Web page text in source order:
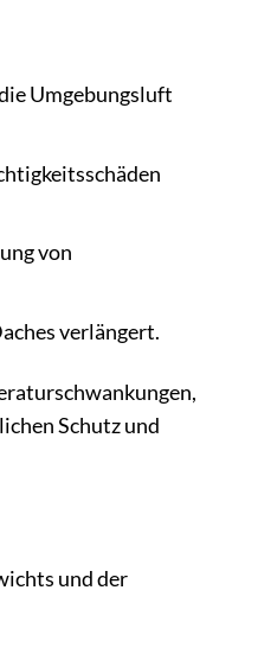
Umgebungsluft
von
verlängert.
Schutz und
und der